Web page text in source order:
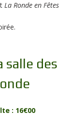
La Ronde en Fêtes
salle des
: 16€00